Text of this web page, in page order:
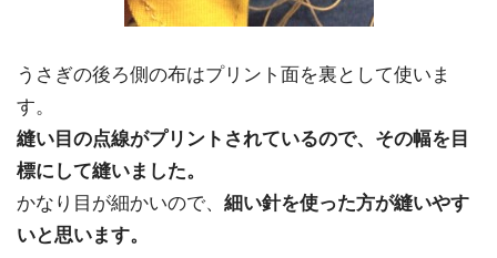
うさぎの後ろ側の布はプリント面を裏として使いま
す。
縫い目の点線がプリントされているので、その幅を目
標にして縫いました。
かなり目が細かいので、 細い針を使った方が縫いやす
いと思います。